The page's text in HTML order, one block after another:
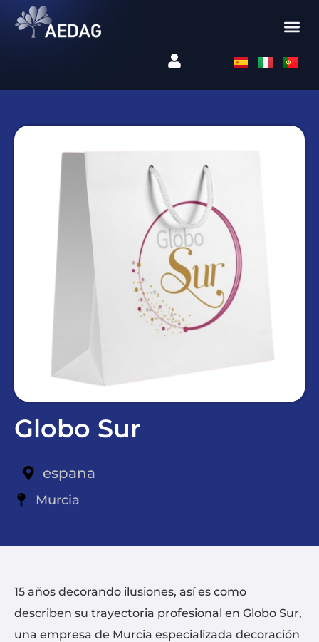
Globo Sur
espana
Murcia
15 años decorando ilusiones, así es como
describen su trayectoria profesional en Globo Sur,
una empresa de Murcia especializada decoración